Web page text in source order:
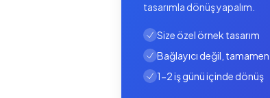
tasarımla dönüş yapalım.
Size özel örnek tasarım
Bağlayıcı değil,
1-2 iş günü içinde dönüş